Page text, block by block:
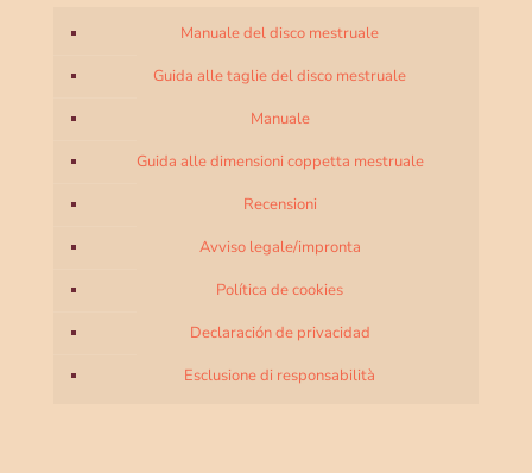
Manuale del disco mestruale
Guida alle taglie del disco mestruale
Manuale
Guida alle dimensioni coppetta mestruale
Recensioni
Avviso legale/impronta
Política de cookies
Declaración de privacidad
Esclusione di responsabilità